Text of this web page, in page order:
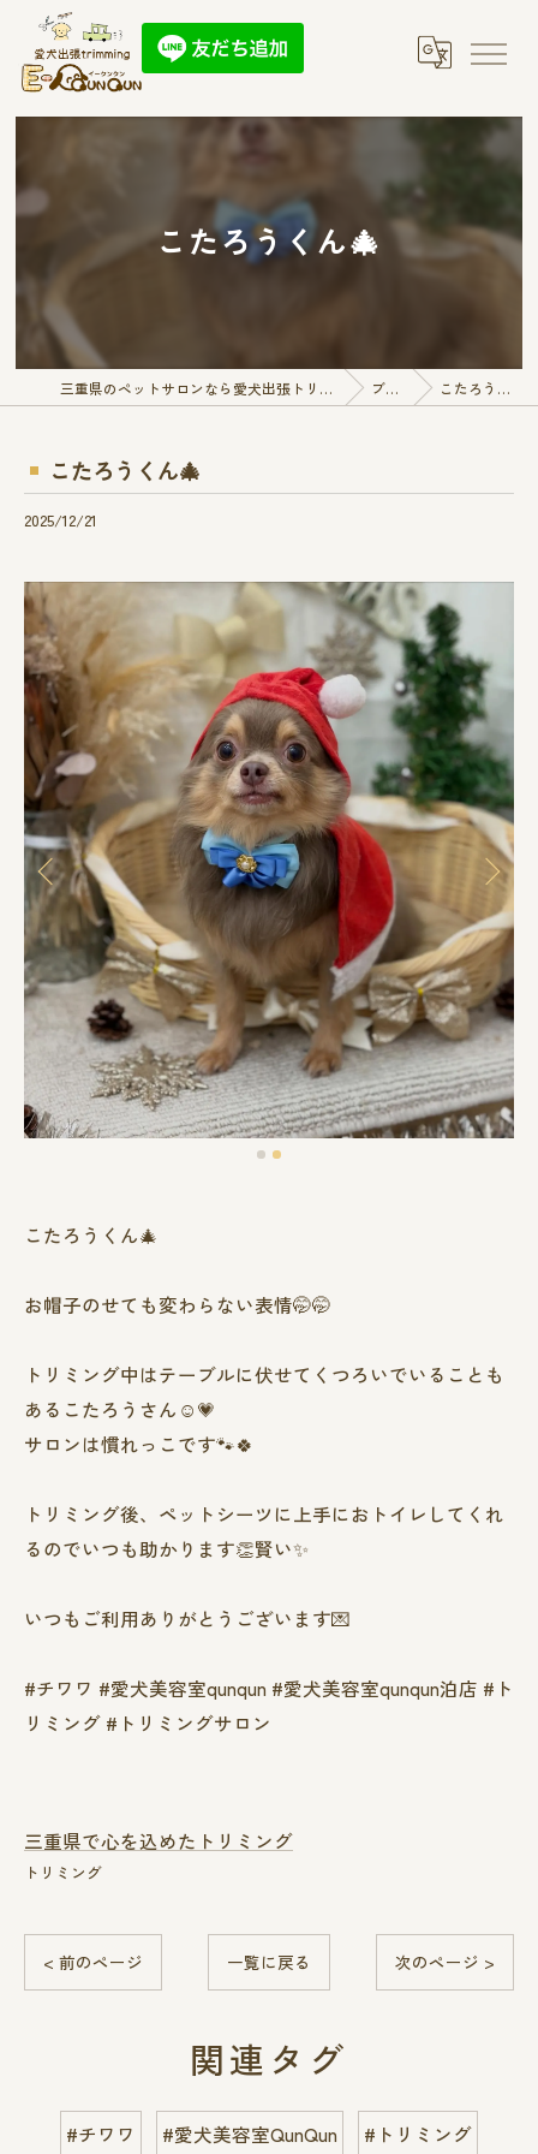
こたろうくん🎄
三重県のペットサロンなら愛犬出張トリミング E-QunQun ブログ こたろうくん🎄
こたろうくん🎄
2025/12/21
こたろうくん🎄
お帽子のせても変わらない表情🤭🤭
トリミング中はテーブルに伏せてくつろいでいることも
あるこたろうさん☺️💗
サロンは慣れっこです🐾🍀
トリミング後、ペットシーツに上手におトイレしてくれ
るのでいつも助かります👏賢い✨️
いつもご利用ありがとうございます💌
#チワワ #愛犬美容室qunqun #愛犬美容室qunqun泊店 #ト
リミング #トリミングサロン
三重県で心を込めたトリミング
トリミング
< 前のページ 一覧に戻る 次のページ >
関連タグ
#チワワ #愛犬美容室QunQun #トリミング